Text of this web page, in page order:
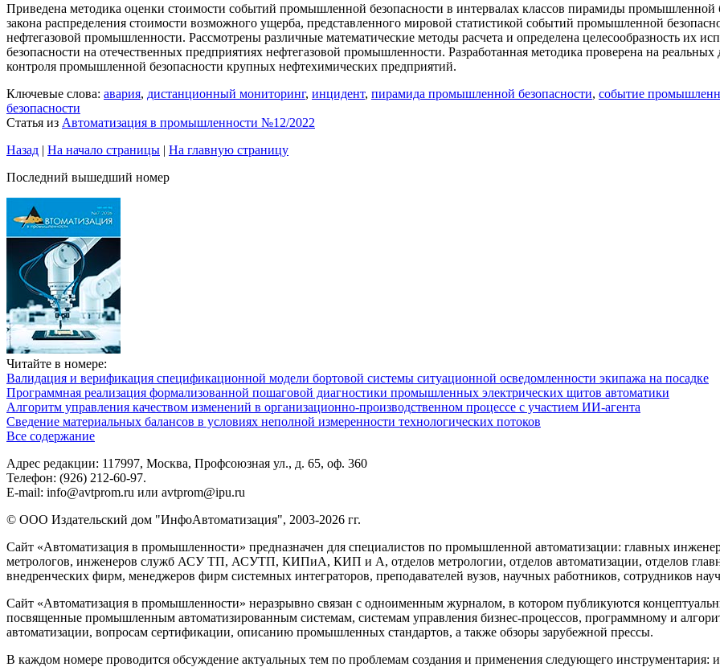
Приведена методика оценки стоимости событий промышленной безопасности в интервалах классов пирамиды промышленной
закона распределения стоимости возможного ущерба, представленного мировой статистикой событий промышленной
нефтегазовой промышленности. Рассмотрены различные математические методы расчета и определена целесообразность их
безопасности на отечественных предприятиях нефтегазовой промышленности. Разработанная методика проверена на
контроля промышленной безопасности крупных нефтехимических предприятий.
Ключевые слова: авария, дистанционный мониторинг, инцидент, пирамида промышленной безопасности, событие
безопасности
Статья из Автоматизация в промышленности №12/2022
Назад | На начало страницы | На главную страницу
Последний вышедший номер
Читайте в номере:
Валидация и верификация спецификационной модели бортовой системы ситуационной осведомленности экипажа на посадке
Программная реализация формализованной пошаговой диагностики промышленных электрических щитов автоматики
Алгоритм управления качеством изменений в организационно-производственном процессе с участием ИИ-агента
Сведение материальных балансов в условиях неполной измеренности технологических потоков
Все содержание
Адрес редакции: 117997, Москва, Профсоюзная ул., д. 65, оф. 360
Телефон: (926) 212-60-97.
E-mail: info@avtprom.ru или avtprom@ipu.ru
© ООО Издательский дом "ИнфоАвтоматизация", 2003-2026 гг.
Сайт «Автоматизация в промышленности» предназначен для специалистов по промышленной автоматизации: главных
метрологов, инженеров служб АСУ ТП, АСУТП, КИПиА, КИП и А, отделов метрологии, отделов автоматизации, отделов
внедренческих фирм, менеджеров фирм системных интеграторов, преподавателей вузов, научных работников, сотрудников
Сайт «Автоматизация в промышленности» неразрывно связан с одноименным журналом, в котором публикуются
посвященные промышленным автоматизированным системам, системам управления бизнес-процессов, программному и
автоматизации, вопросам сертификации, описанию промышленных стандартов, а также обзоры зарубежной прессы.
В каждом номере проводится обсуждение актуальных тем по проблемам создания и применения следующего